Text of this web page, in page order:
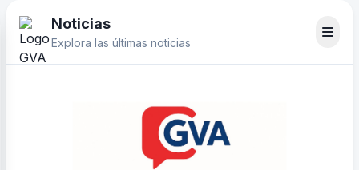
Noticias
Explora las últimas noticias